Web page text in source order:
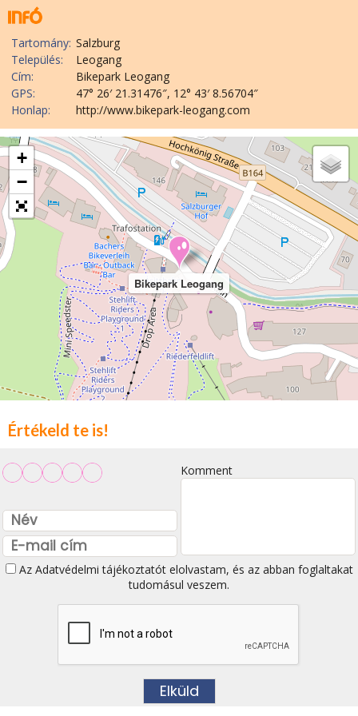
Tartomány: Salzburg
Település:
Leogang
Cím:
Bikepark Leogang
GPS:
47° 26′ 21.31476″, 12° 43′ 8.56704″
Honlap:
http://www.bikepark-leogang.com
Bikepark Leogang
+
−
Értékeld te is!
Komment
Az Adatvédelmi tájékoztatótelolvastam, és az abban foglaltakat
tudomásul veszem.